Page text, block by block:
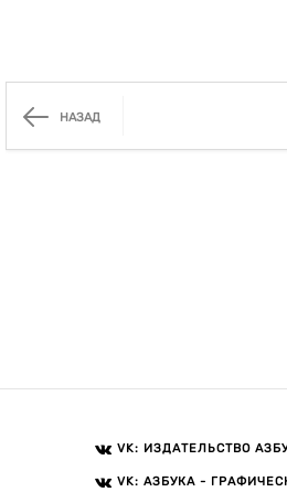
НАЗАД
VK: ИЗДАТЕЛЬСТВО
VK: АЗБУКА -